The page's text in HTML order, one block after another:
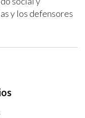
y los defensores